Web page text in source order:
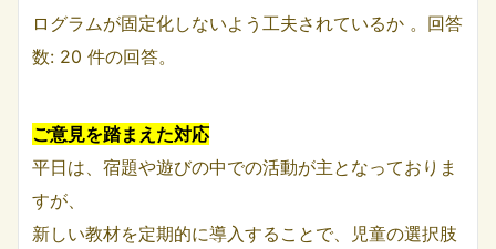
ご意見を踏まえた対応
平日は、宿題や遊びの中での活動が主となっておりま
すが、
新しい教材を定期的に導入することで、児童の選択肢